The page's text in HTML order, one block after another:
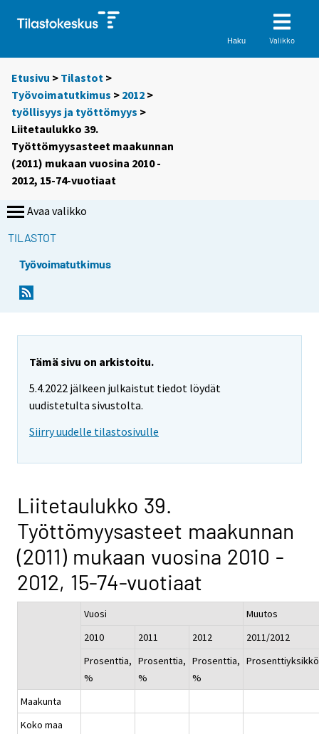
Haku Valikko
Etusivu > Tilastot >
Työvoimatutkimus > 2012 >
työllisyys ja työttömyys >
Liitetaulukko 39.
Työttömyysasteet maakunnan
(2011) mukaan vuosina 2010 -
2012, 15-74-vuotiaat
Avaa valikko
TILASTOT
Työvoimatutkimus
Tämä sivu on arkistoitu.
5.4.2022 jälkeen julkaistut tiedot löydät
uudistetulta sivustolta.
Siirry uudelle tilastosivulle
Liitetaulukko 39.
Työttömyysasteet maakunnan
(2011) mukaan vuosina 2010 -
2012, 15-74-vuotiaat
Vuosi
Muutos
2010
2011 2012
2011/2012
Prosenttia,
%
Prosenttia,
%
Prosenttia,
%
Maakunta
Koko maa